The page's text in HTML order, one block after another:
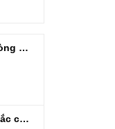
Sáp thơm phòng Chupa Chups Thái Lan 230g
Nước thông tắc cầu cống siêu mạnh Sifa 1.4kg